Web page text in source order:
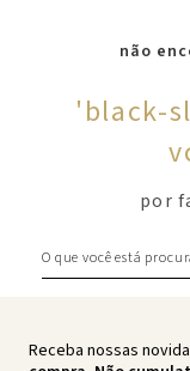
não
'black-
por
Receba nossas